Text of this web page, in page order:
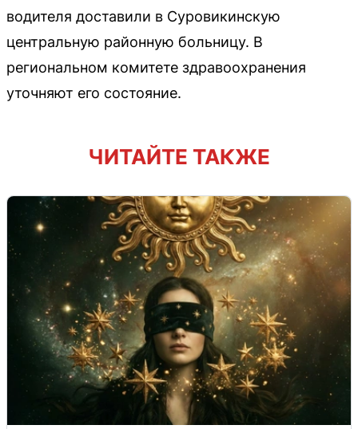
водителя доставили в Суровикинскую
центральную районную больницу. В
региональном комитете здравоохранения
уточняют его состояние.
ЧИТАЙТЕ ТАКЖЕ